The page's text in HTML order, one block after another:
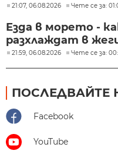
21:07, 06.08.2026 Чете се за:
Езда в морето -
разхлаждат в
21:59, 06.08.2026 Чете се за:
ПОСЛЕДВАЙТЕ
Facebook
YouTube